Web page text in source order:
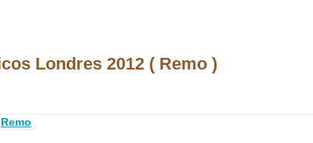
Londres 2012 ( Remo )
Remo